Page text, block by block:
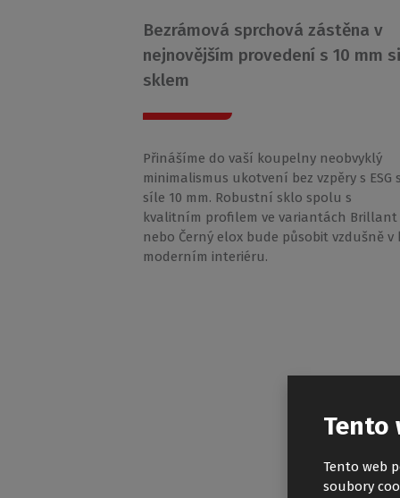
Bezrámová sprchová zástěna v
nejnovějším provedení s 10 mm
sklem
Přinášíme do vaší koupelny neobvyklý
minimalismus ukotvení bez vzpěry s ESG
síle 10 mm. Robustní sklo spolu s
kvalitním profilem ve variantách Brillant
nebo Černý elox bude působit vzdušně v
moderním interiéru.
Tento
Tento web
soubory